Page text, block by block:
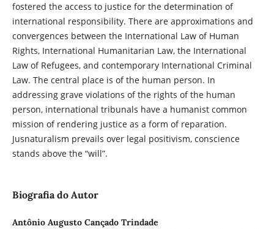
fostered the access to justice for the determination of
international responsibility. There are approximations and
convergences between the International Law of Human
Rights, International Humanitarian Law, the International
Law of Refugees, and contemporary International Criminal
Law. The central place is of the human person. In
addressing grave violations of the rights of the human
person, international tribunals have a humanist common
mission of rendering justice as a form of reparation.
Jusnaturalism prevails over legal positivism, conscience
stands above the “will”.
Biografia do Autor
Antônio Augusto Cançado Trindade